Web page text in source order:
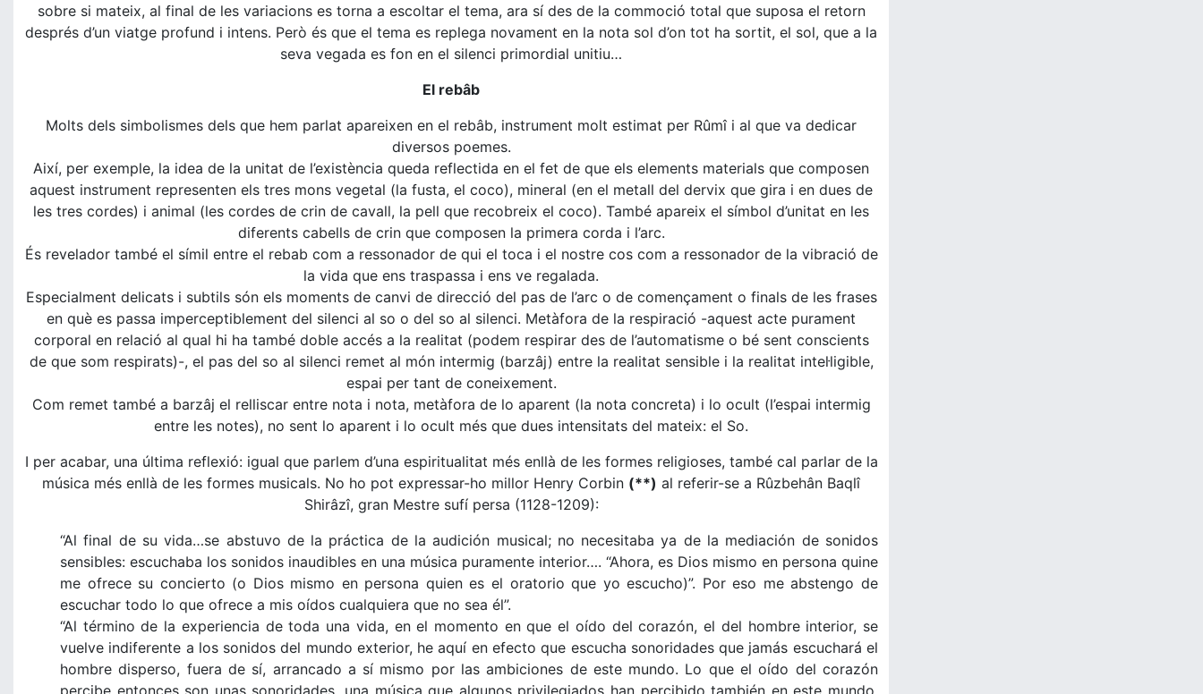
sobre si mateix, al final de les variacions es torna a escoltar el tema, ara sí des de la commoció total que suposa el retorn
després d’un viatge profund i intens. Però és que el tema es replega novament en la nota sol d’on tot ha sortit, el sol, que a la
seva vegada es fon en el silenci primordial unitiu…
El rebâb
Molts dels simbolismes dels que hem parlat apareixen en el rebâb, instrument molt estimat per Rûmî i al que va dedicar
diversos poemes.
Així, per exemple, la idea de la unitat de l’existència queda reflectida en el fet de que els elements materials que composen
aquest instrument representen els tres mons vegetal (la fusta, el coco), mineral (en el metall del dervix que gira i en dues de
les tres cordes) i animal (les cordes de crin de cavall, la pell que recobreix el coco). També apareix el símbol d’unitat en les
diferents cabells de crin que composen la primera corda i l’arc.
És revelador també el símil entre el rebab com a ressonador de qui el toca i el nostre cos com a ressonador de la vibració de
la vida que ens traspassa i ens ve regalada.
Especialment delicats i subtils són els moments de canvi de direcció del pas de l’arc o de començament o finals de les frases
en què es passa imperceptiblement del silenci al so o del so al silenci. Metàfora de la respiració -aquest acte purament
corporal en relació al qual hi ha també doble accés a la realitat (podem respirar des de l’automatisme o bé sent conscients
de que som respirats)-, el pas del so al silenci remet al món intermig (barzâj) entre la realitat sensible i la realitat intel·ligible,
espai per tant de coneixement.
Com remet també a barzâj el relliscar entre nota i nota, metàfora de lo aparent (la nota concreta) i lo ocult (l’espai intermig
entre les notes), no sent lo aparent i lo ocult més que dues intensitats del mateix: el So.
I per acabar, una última reflexió: igual que parlem d’una espiritualitat més enllà de les formes religioses, també cal parlar de la
música més enllà de les formes musicals. No ho pot expressar-ho millor Henry Corbin (**) al referir-se a Rûzbehân Baqlî
Shirâzî, gran Mestre sufí persa (1128-1209):
“Al final de su vida…se abstuvo de la práctica de la audición musical; no necesitaba ya de la mediación de sonidos
sensibles: escuchaba los sonidos inaudibles en una música puramente interior…. “Ahora, es Dios mismo en persona quine
me ofrece su concierto (o Dios mismo en persona quien es el oratorio que yo escucho)”. Por eso me abstengo de
escuchar todo lo que ofrece a mis oídos cualquiera que no sea él”.
“Al término de la experiencia de toda una vida, en el momento en que el oído del corazón, el del hombre interior, se
vuelve indiferente a los sonidos del mundo exterior, he aquí en efecto que escucha sonoridades que jamás escuchará el
hombre disperso, fuera de sí, arrancado a sí mismo por las ambiciones de este mundo. Lo que el oído del corazón